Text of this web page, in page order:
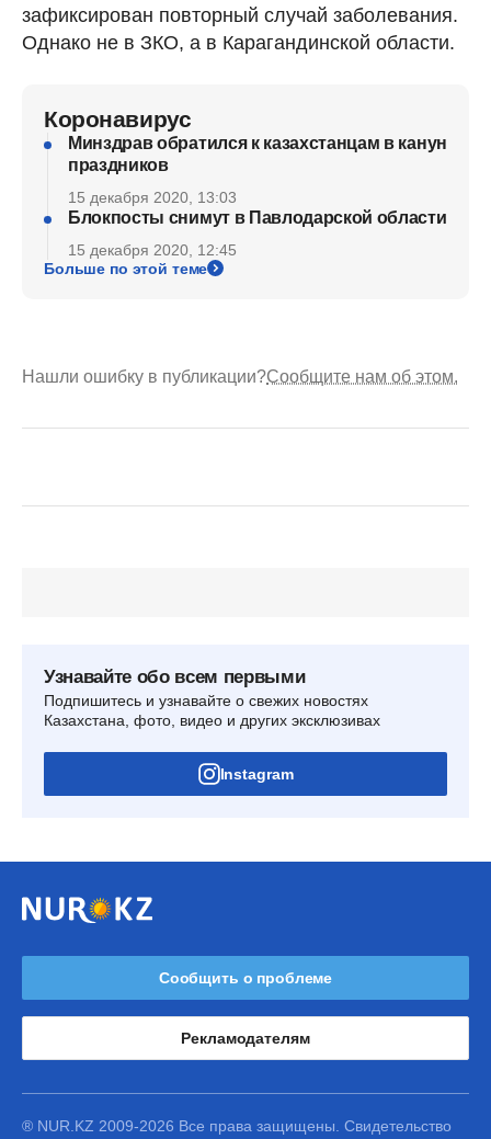
зафиксирован повторный случай заболевания.
Однако не в ЗКО, а в Карагандинской области.
Коронавирус
Минздрав обратился к казахстанцам в канун
праздников
15 декабря 2020, 13:03
Блокпосты снимут в Павлодарской области
15 декабря 2020, 12:45
Больше по этой теме
Нашли ошибку в публикации?Сообщите нам об этом.
Узнавайте обо всем первыми
Подпишитесь и узнавайте о свежих новостях
Казахстана, фото, видео и других эксклюзивах
Instagram
Сообщить о проблеме
Рекламодателям
® NUR.KZ 2009-2026 Все права защищены. Свидетельство